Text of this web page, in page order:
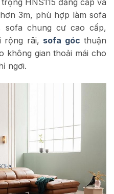
3m, phù hợp làm sofa
sofa chung cư cao cấp,
rộng rãi, sofa góc thuận
không gian thoải mái cho
ngơi.